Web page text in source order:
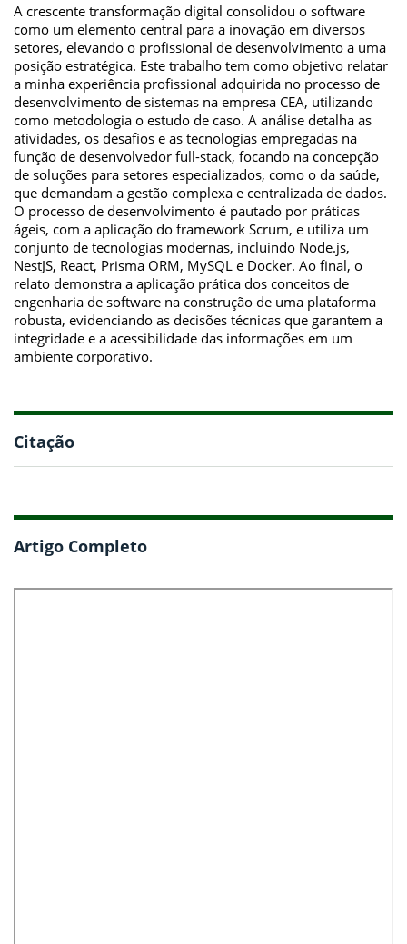
A crescente transformação digital consolidou o software
como um elemento central para a inovação em diversos
setores, elevando o profissional de desenvolvimento a uma
posição estratégica. Este trabalho tem como objetivo relatar
a minha experiência profissional adquirida no processo de
desenvolvimento de sistemas na empresa CEA, utilizando
como metodologia o estudo de caso. A análise detalha as
atividades, os desafios e as tecnologias empregadas na
função de desenvolvedor full-stack, focando na concepção
de soluções para setores especializados, como o da saúde,
que demandam a gestão complexa e centralizada de dados.
O processo de desenvolvimento é pautado por práticas
ágeis, com a aplicação do framework Scrum, e utiliza um
conjunto de tecnologias modernas, incluindo Node.js,
NestJS, React, Prisma ORM, MySQL e Docker. Ao final, o
relato demonstra a aplicação prática dos conceitos de
engenharia de software na construção de uma plataforma
robusta, evidenciando as decisões técnicas que garantem a
integridade e a acessibilidade das informações em um
ambiente corporativo.
Citação
Artigo Completo